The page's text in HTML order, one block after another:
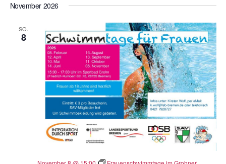
November 2026
SO.
8